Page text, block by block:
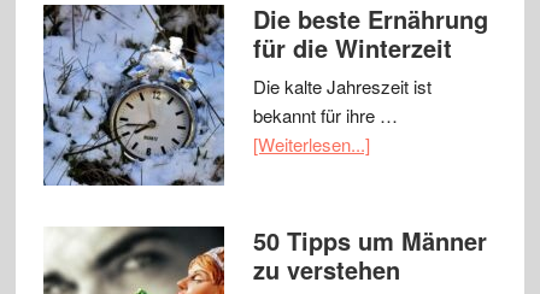
Die beste Ernährung
für die Winterzeit
Die kalte Jahreszeit ist
bekannt für ihre …
[Weiterlesen...]
50 Tipps um Männer
zu verstehen